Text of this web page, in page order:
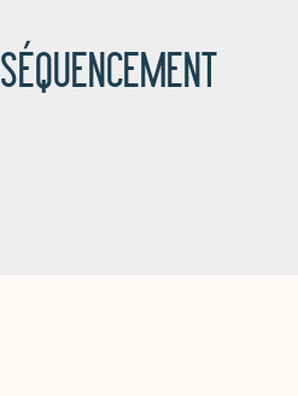
SÉQUENCEMENT